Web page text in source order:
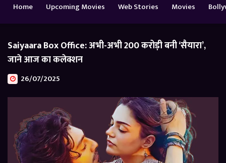
Home Upcoming Movies Web Stories Movies
Saiyaara Box Office: अभी-अभी 200 करोड़ी बनी ‘सैयारा’,
जाने आज का कलेक्शन
26/07/2025